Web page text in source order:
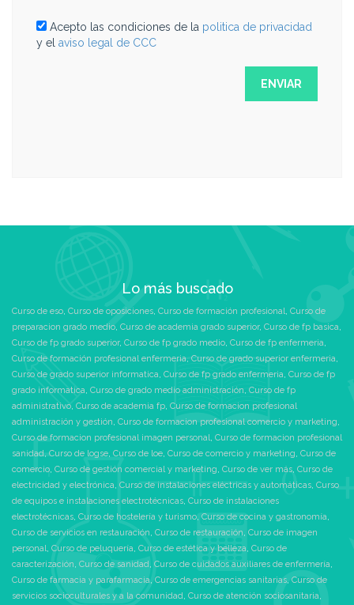
Acepto las condiciones de la politica de privacidad
y el aviso legal de CCC
Lo más buscado
Curso de eso, Curso de oposiciones, Curso de formación profesional, Curso de
preparacion grado medio, Curso de academia grado superior, Curso de fp basica,
Curso de fp grado superior, Curso de fp grado medio, Curso de fp enfermeria,
Curso de formación profesional enfermeria,Curso de grado superior enfermeria,
Curso de grado superior informatica, Curso de fp grado enfermeria, Curso de fp
grado informatica, Curso de grado medio administración, Curso de fp
administrativo, Curso de academia fp, Curso de formacion profesional
administración y gestión, Curso de formacion profesional comercio y marketing,
Curso de formacion profesional imagen personal, Curso de formacion profesional
sanidad,Curso de logse, Curso de loe, Curso de comercio y marketing, Curso de
comercio, Curso de gestión comercial y marketing, Curso de ver más, Curso de
electricidad y electrónica, Curso de instalaciones eléctricas y automáticas, Curso
de equipos e instalaciones electrotécnicas, Curso de instalaciones
electrotécnicas, Curso de hostelería y turismo,Curso de cocina y gastronomía,
Curso de servicios en restauración, Curso de restauración, Curso de imagen
personal, Curso de peluquería, Curso de estética y belleza, Curso de
caracterización, Curso de sanidad, Curso de cuidados auxiliares de enfermería,
Curso de farmacia y parafarmacia,Curso de emergencias sanitarias,Curso de
servicios socioculturales y a la comunidad, Curso de atención sociosanitaria,